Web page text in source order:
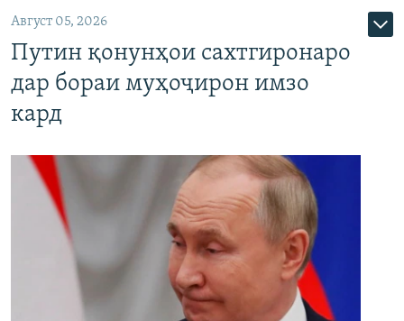
Август 05, 2026
Путин қонунҳои сахтгиронаро
дар бораи муҳоҷирон имзо
кард